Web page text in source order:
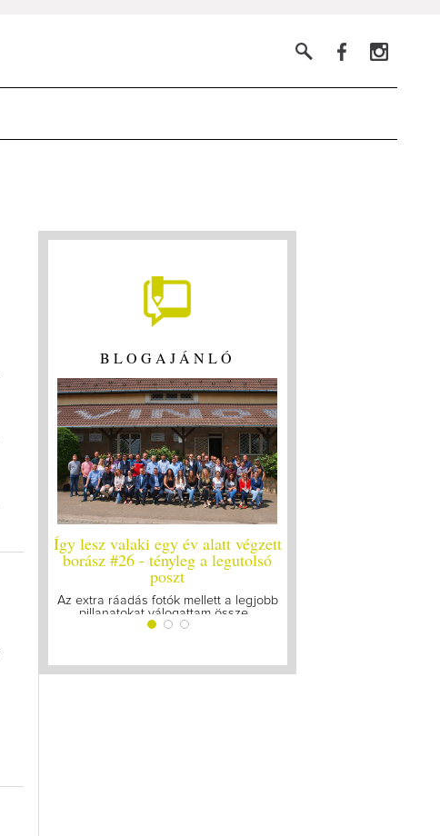
BLOGAJÁNLÓ
Így lesz valaki egy év alatt végzett
borász #26 - tényleg a legutolsó
poszt
Az extra ráadás fotók mellett a legjobb
pillanatokat válogattam össze...
Így lesz valaki egy év